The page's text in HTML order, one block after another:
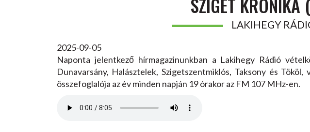
LAKIHEGY
2025-09-05
Naponta jelentkező hírmagazinunkban a Lakihegy Rádió
Dunavarsány, Halásztelek, Szigetszentmiklós, Taksony és
összefoglalója az év minden napján 19 órakor az FM 107 MHz-en.